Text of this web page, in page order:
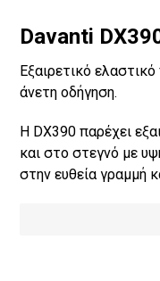
Davanti
Εξαιρετικό
άνετη οδήγηση.
Η DX390 παρέχει
και στο στεγνό με
στην ευθεία γραμμή